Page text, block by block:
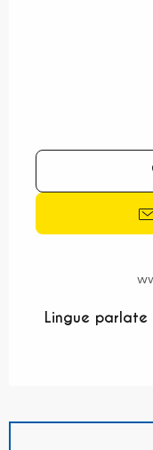
Lingue parlate
Lingue parlate